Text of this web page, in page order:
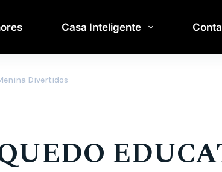
Casa Inteligente
Divertidos